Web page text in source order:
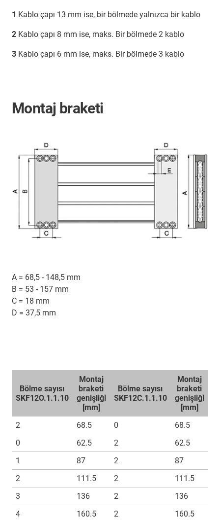
1 Kablo çapı 13 mm ise, bir bölmede yalnızca bir kablo
2 Kablo çapı 8 mm ise, maks. Bir bölmede 2 kablo
3 Kablo çapı 6 mm ise, maks. Bir bölmede 3 kablo
Montaj braketi
A = 68,5 - 148,5 mm
B = 53 - 157 mm
C = 18 mm
D = 37,5 mm
Bölme sayısı
SKF12O.1.1.10
Montaj
braketi
genişliği
[mm]
Bölme sayısı
SKF12C.1.1.10
Montaj
braketi
genişliği
[mm]
2 68.5 0 68.5
0
62.5 2 62.5
1
87 2 87
2
111.5 2 111.5
3
136 2 136
4
160.5 2 160.5